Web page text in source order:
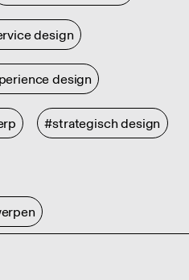
design
design
#strategisch design